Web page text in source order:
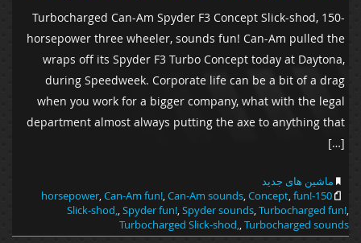
Turbocharged Can-Am Spyder F3 Concept Slick-shod, 150-
horsepower three wheeler, sounds fun! Can-Am pulled the
wraps off its Spyder F3 Turbo Concept today at Daytona,
during Speedweek. Corporate life can be a bit of a drag
when you work for a bigger company, what with the legal
department almost always putting the axe to anything that
[…]
ماشین های جدید
150-horsepower
,Can-Am fun!,Can-Am sounds,Concept,fun!
Slick-shod,,Spyder fun!,Spyder sounds,Turbocharged fun!
Turbocharged Slick-shod,,Turbocharged sounds